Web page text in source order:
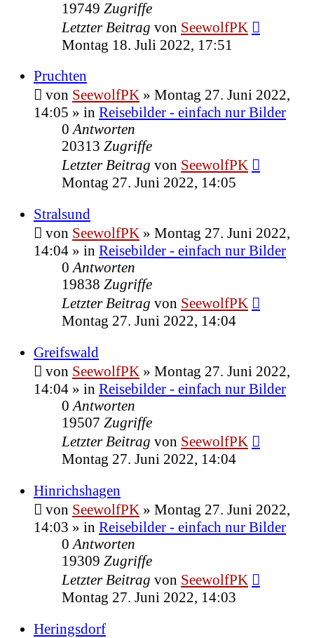
19749 Zugriffe
Letzter Beitrag von SeewolfPK
Montag 18. Juli 2022, 17:51
Pruchten
von SeewolfPK » Montag 27. Juni 2022,
14:05 » in Reisebilder - einfach nur Bilder
0 Antworten
20313 Zugriffe
Letzter Beitrag von SeewolfPK
Montag 27. Juni 2022, 14:05
Stralsund
von SeewolfPK » Montag 27. Juni 2022,
14:04 » in Reisebilder - einfach nur Bilder
0 Antworten
19838 Zugriffe
Letzter Beitrag von SeewolfPK
Montag 27. Juni 2022, 14:04
Greifswald
von SeewolfPK » Montag 27. Juni 2022,
14:04 » in Reisebilder - einfach nur Bilder
0 Antworten
19507 Zugriffe
Letzter Beitrag von SeewolfPK
Montag 27. Juni 2022, 14:04
Hinrichshagen
von SeewolfPK » Montag 27. Juni 2022,
14:03 » in Reisebilder - einfach nur Bilder
0 Antworten
19309 Zugriffe
Letzter Beitrag von SeewolfPK
Montag 27. Juni 2022, 14:03
Heringsdorf